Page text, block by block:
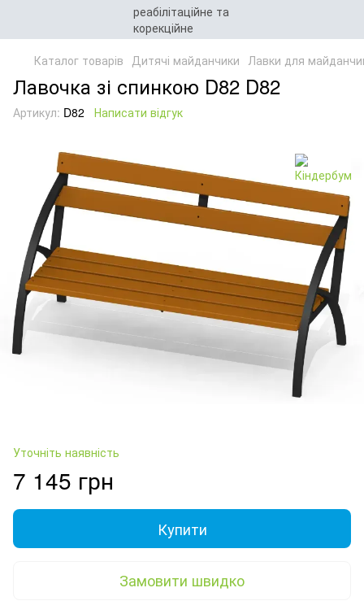
Каталог товарів Дитячі майданчики Лавки для
Лавочка зі спинкою D82 D82
Артикул: D82 Написати відгук
Уточніть наявність
7 145 грн
Купити
Замовити швидко